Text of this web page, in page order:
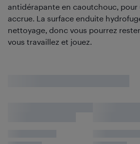
antidérapante en caoutchouc, pour
accrue. La surface enduite
nettoyage, donc vous pourrez
vous travaillez et jouez.